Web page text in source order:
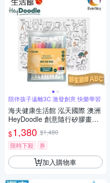
陪伴孩子遠離3C 激發創意 快樂學習
海夫健康生活館 泓天國際 澳洲
HeyDoodle 創意隨行矽膠畫墊
野⽣動物 ABC
$1,380 $1,480
限時下殺
券
加入購物車